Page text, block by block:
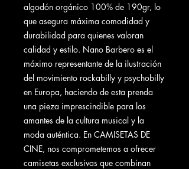
algodón orgánico 100% de 190gr, lo
que asegura máxima comodidad y
durabilidad para quienes valoran
calidad y estilo. Nano Barbero es el
máximo representante de la ilustración
del movimiento rockabilly y psychobilly
en Europa, haciendo de esta prenda
una pieza imprescindible para los
amantes de la cultura musical y la
moda auténtica. En CAMISETAS DE
CINE, nos comprometemos a ofrecer
camisetas exclusivas que combinan